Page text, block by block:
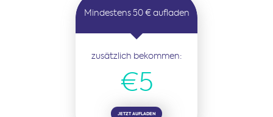
Mindestens 50 € aufladen
zusätzlich bekommen:
€5
JETZT AUFLADEN